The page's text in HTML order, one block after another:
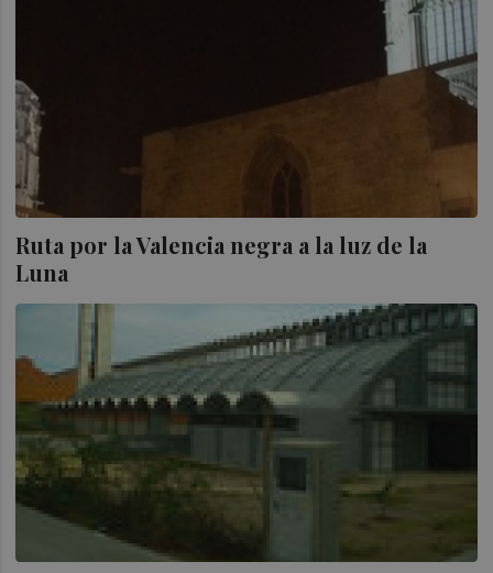
Ruta por la Valencia negra a la luz de la
Luna